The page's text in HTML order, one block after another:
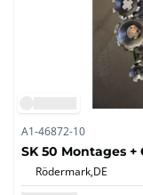
A1-46872-10
SK 50 Montages
Rödermark,DE